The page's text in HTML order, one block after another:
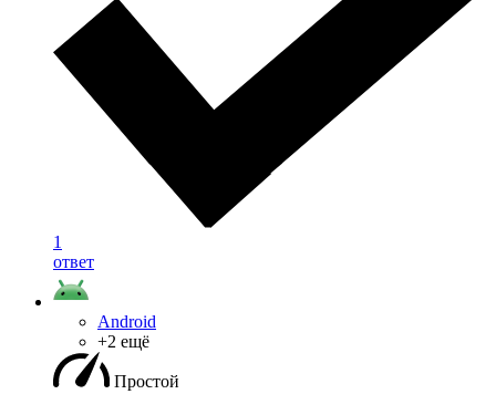
1
ответ
Android
+2 ещё
Простой